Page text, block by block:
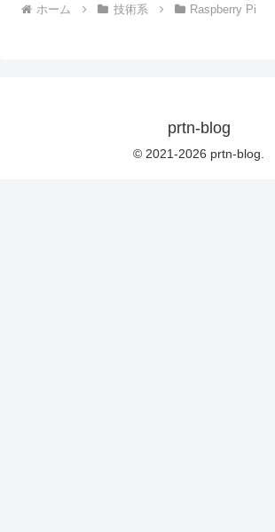
ホーム 技術系 Raspberry Pi
prtn-blog
© 2021-2026 prtn-blog.